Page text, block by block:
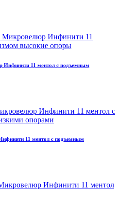
Инфинити 11 ментол с подъемным
11 ментол с подъемным